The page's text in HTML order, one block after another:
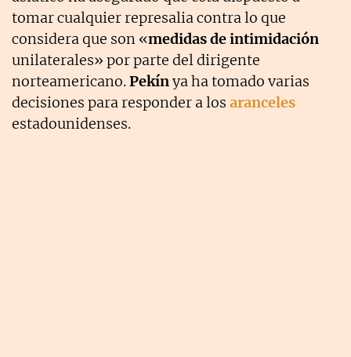
tomar cualquier represalia contra lo que
considera que son «medidas de intimidación
unilaterales» por parte del dirigente
norteamericano.Pekínya ha tomado varias
decisiones para responder a los aranceles
estadounidenses.